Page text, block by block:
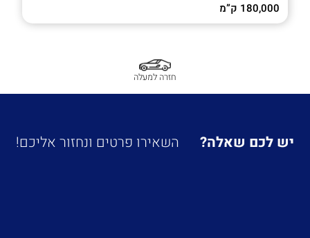
180,000 ק”מ
יש לכם שאלה? השאירו פרטים ונחזור אליכם!